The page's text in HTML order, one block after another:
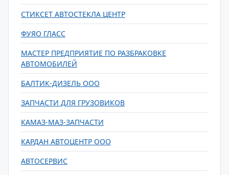
СТИКСЕТ АВТОСТЕКЛА ЦЕНТР
ФУЯО ГЛАСС
МАСТЕР ПРЕДПРИЯТИЕ ПО РАЗБРАКОВКЕ
АВТОМОБИЛЕЙ
БАЛТИК-ДИЗЕЛЬ ООО
ЗАПЧАСТИ ДЛЯ ГРУЗОВИКОВ
КАМАЗ-МАЗ-ЗАПЧАСТИ
КАРДАН АВТОЦЕНТР ООО
АВТОСЕРВИС